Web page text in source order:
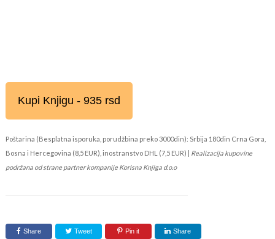
Kupi Knjigu - 935 rsd
Poštarina (Besplatna isporuka, porudžbina preko 3000din): Srbija 180din Crna Gora,
Bosna i Hercegovina (8,5 EUR), inostranstvo DHL (7,5 EUR) | Realizacija kupovine
podržana od strane partner kompanije Korisna Knjiga d.o.o
Share Tweet Pin it Share